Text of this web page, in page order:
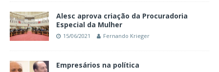
Alesc aprova criação da Procuradoria
Especial da Mulher
15/06/2021 Fernando Krieger
Empresários na política